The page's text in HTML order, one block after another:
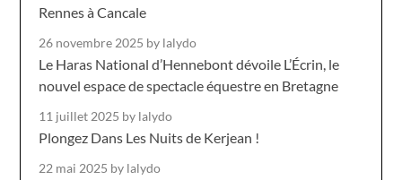
Rennes à Cancale
26 novembre 2025 by lalydo
Le Haras National d’Hennebont dévoile L’Écrin, le
nouvel espace de spectacle équestre en Bretagne
11 juillet 2025 by lalydo
Plongez Dans Les Nuits de Kerjean !
22 mai 2025 by lalydo